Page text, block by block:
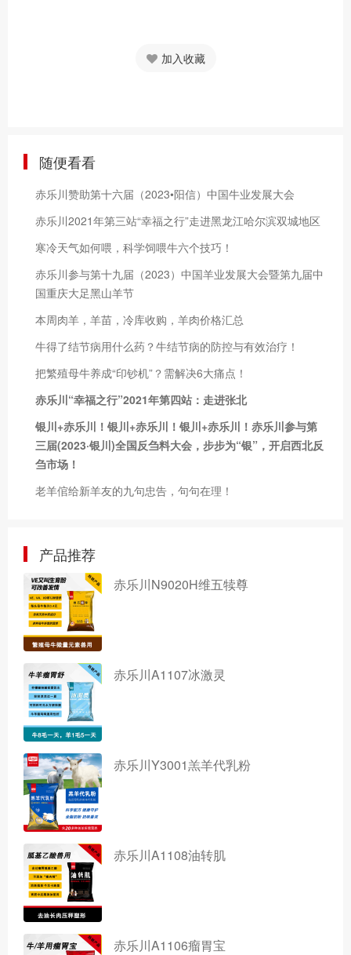
加入收藏
随便看看
赤乐川赞助第十六届（2023•阳信）中国牛业发展大会
赤乐川2021年第三站“幸福之行”走进黑龙江哈尔滨双城地区
寒冷天气如何喂，科学饲喂牛六个技巧！
赤乐川参与第十九届（2023）中国羊业发展大会暨第九届中
国重庆大足黑山羊节
本周肉羊，羊苗，冷库收购，羊肉价格汇总
牛得了结节病用什么药？牛结节病的防控与有效治疗！
把繁殖母牛养成“印钞机”？需解决6大痛点！
赤乐川“幸福之行”2021年第四站：走进张北
银川+赤乐川！银川+赤乐川！银川+赤乐川！赤乐川参与第
三届(2023·银川)全国反刍料大会，步步为“银”，开启西北反
刍市场！
老羊倌给新羊友的九句忠告，句句在理！
产品推荐
赤乐川N9020H维五犊尊
赤乐川A1107冰激灵
赤乐川Y3001羔羊代乳粉
赤乐川A1108油转肌
赤乐川A1106瘤胃宝